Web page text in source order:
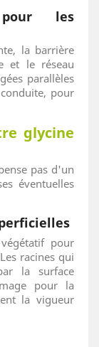
pour les
la barrière
et le réseau
parallèles
pour
glycine
pas d'un
éventuelles
pour
racines qui
la surface
pour la
la vigueur